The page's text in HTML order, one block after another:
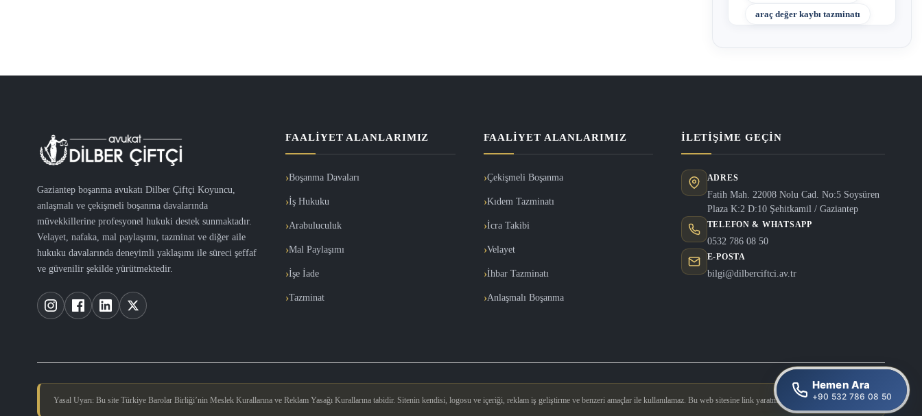
araç değer kaybı tazminatı
Gaziantep boşanma avukatı Dilber Çiftçi Koyuncu,
anlaşmalı ve çekişmeli boşanma davalarında
müvekkillerine profesyonel hukuki destek sunmaktadır.
Velayet, nafaka, mal paylaşımı, tazminat ve diğer aile
hukuku davalarında deneyimli yaklaşımı ile süreci şeffaf
ve güvenilir şekilde yürütmektedir.
FAALIYET ALANLARIMIZ
Boşanma Davaları
İş Hukuku
Arabuluculuk
Mal Paylaşımı
İşe İade
Tazminat
FAALIYET ALANLARIMIZ
Çekişmeli Boşanma
Kıdem Tazminatı
İcra Takibi
Velayet
İhbar Tazminatı
Anlaşmalı Boşanma
İLETIŞIME GEÇIN
ADRES
Fatih Mah. 22008 Nolu Cad. No:5 Soysüren
Plaza K:2 D:10 Şehitkamil / Gaziantep
TELEFON & WHATSAPP
0532 786 08 50
E-POSTA
bilgi@dilberciftci.av.tr
Yasal Uyarı: Bu site Türkiye Barolar Birliği’nin Meslek Kurallarına ve Reklam Yasağı Kurallarına tabidir. Sitenin kendisi, logosu ve içeriği, reklam iş geliştirme ve benzeri amaçlar ile kullanılamaz. Bu web sitesine link yaratmak yasaktır.
Hemen Ara
+90 532 786 08 50